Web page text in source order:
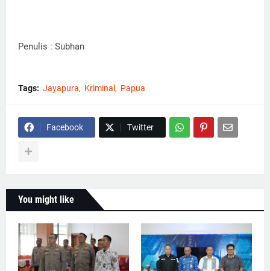
Penulis : Subhan
Tags: Jayapura Kriminal Papua
Facebook Twitter
You might like